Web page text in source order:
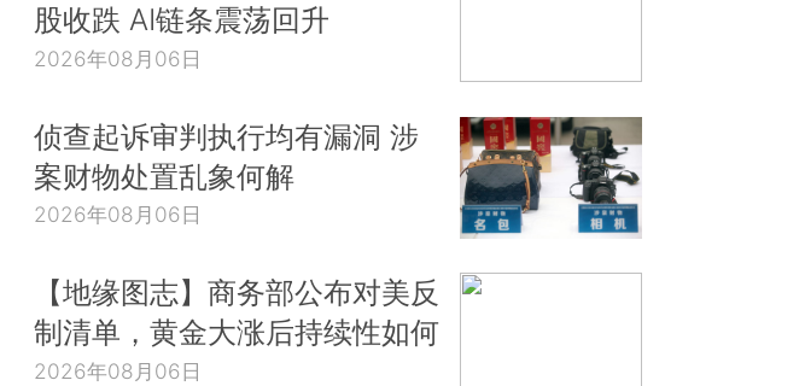
股收跌 AI链条震荡回升
2026年08月06日
侦查起诉审判执行均有漏洞 涉
案财物处置乱象何解
2026年08月06日
【地缘图志】商务部公布对美反
制清单，黄金大涨后持续性如何
2026年08月06日